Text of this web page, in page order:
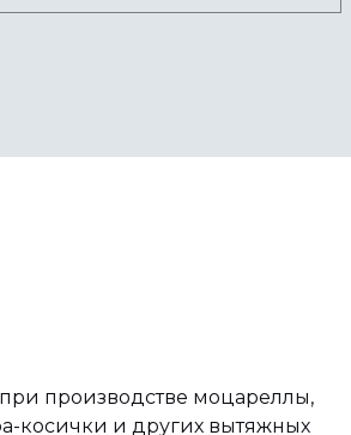
производстве моцареллы,
косички и других вытяжных